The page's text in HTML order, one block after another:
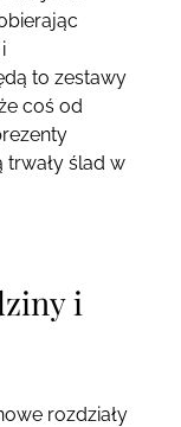
to zestawy
coś od
trwały ślad w
i
rozdziały